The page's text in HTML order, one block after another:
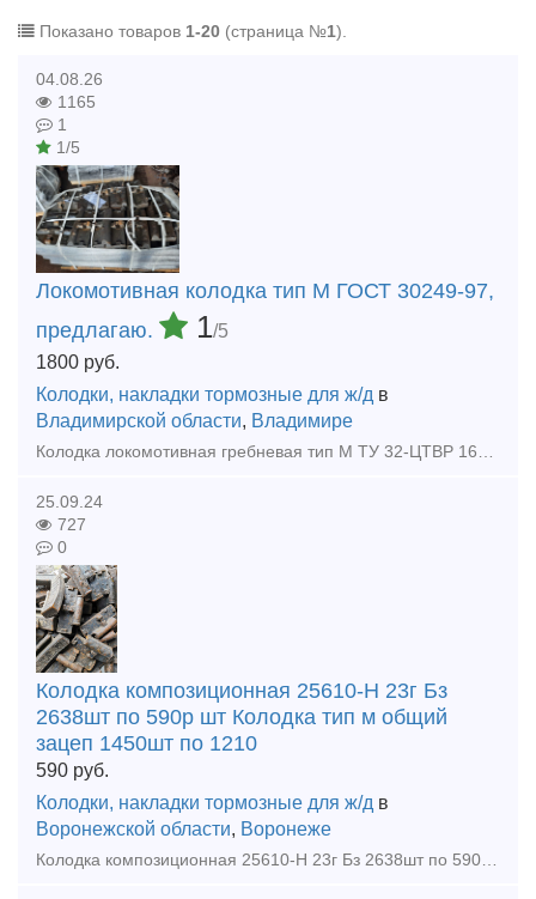
Показано товаров 1-20 (страница №1).
04.08.26
1165
1
1/5
Локомотивная колодка тип М ГОСТ 30249-97,
предлагаю.
1/5
1800 руб.
Колодки, накладки тормозные для ж/д в
Владимирской области, Владимире
Колодка локомотивная гребневая тип М ТУ 32-ЦТВР 165-87 чертеж 44-52-87-01 ГОСТ 30249-97 Предлагаем из наличия, на нашем складе. Год изготовления 2022-23 г. Звоните и размещайте вашу заявку: к.
25.09.24
727
0
Колодка композиционная 25610-Н 23г Бз
2638шт по 590р шт Колодка тип м общий
зацеп 1450шт по 1210
590 руб.
Колодки, накладки тормозные для ж/д в
Воронежской области, Воронеже
Колодка композиционная 25610-Н 23г Бз 2638шт по 590р шт Колодка тип м общий зацеп 1450шт по 1210р шт Подвеска маятниковая 518.00.018-4 новая 500шт по 470р шт Клин тягового хомута 16шт 1050р ш